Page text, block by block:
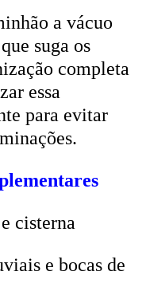
a vácuo
suga os
completa
essa
para evitar
cisterna
e bocas de